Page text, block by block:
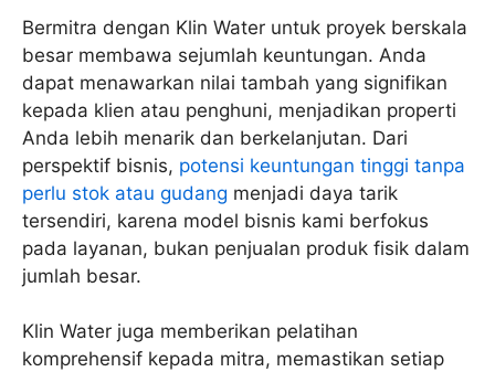
Bermitra dengan Klin Water untuk proyek berskala
besar membawa sejumlah keuntungan. Anda
dapat menawarkan nilai tambah yang signifikan
kepada klien atau penghuni, menjadikan properti
Anda lebih menarik dan berkelanjutan. Dari
perspektif bisnis, potensi keuntungan tinggi tanpa
perlu stok atau gudang menjadi daya tarik
tersendiri, karena model bisnis kami berfokus
pada layanan, bukan penjualan produk fisik dalam
jumlah besar.
Klin Water juga memberikan pelatihan
komprehensif kepada mitra, memastikan setiap